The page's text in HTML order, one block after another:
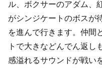
ル、ボクサーのアダム、
がシンジケートのボスが
を進んで行きます。仲間
トで大きなどんでん返し
感溢れるサウンドが戦い